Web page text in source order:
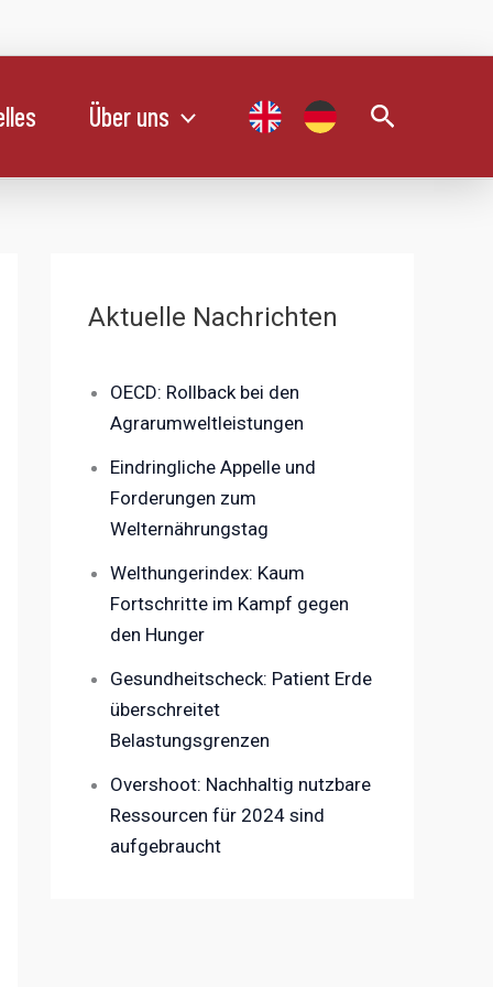
Über uns Suchen
Aktuelle Nachrichten
OECD: Rollback bei den
Agrarumweltleistungen
Eindringliche Appelle und
Forderungen zum
Welternährungstag
Welthungerindex: Kaum
Fortschritte im Kampf gegen
den Hunger
Gesundheitscheck: Patient Erde
überschreitet
Belastungsgrenzen
Overshoot: Nachhaltig nutzbare
Ressourcen für 2024 sind
aufgebraucht